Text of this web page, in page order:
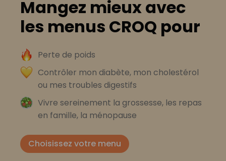
Mangez mieux avec
les menus CROQ pour
Perte de poids
Contrôler mon diabète, mon cholestérol
ou mes troubles digestifs
Vivre sereinement la grossesse, les repas
en famille, la ménopause
Choisissez votre menu